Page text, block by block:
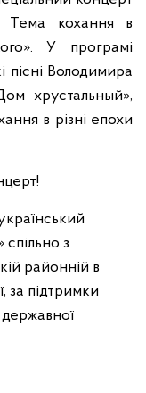
Тема кохання в
У програмі
пісні Володимира
хрустальный»,
в різні епохи
спільно з
районній в
за підтримки
державної